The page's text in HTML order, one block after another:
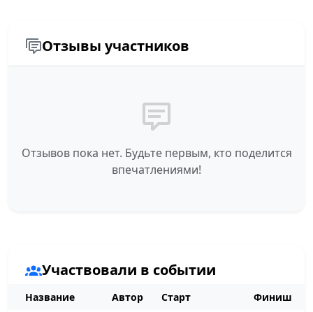
Отзывы участников
Отзывов пока нет. Будьте первым, кто поделится
впечатлениями!
Участвовали в событии
Название Автор Старт
Финиш